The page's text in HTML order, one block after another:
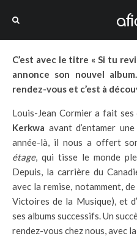
C’est avec le titre « Si tu
annonce son nouvel
rendez-vous et c’est à
Louis-Jean Cormier a fait
Kerkwa avant d’entamer
année-là, il nous a offert
étage, qui tisse le monde
Depuis, la carrière du
avec la remise, notamment,
Victoires de la Musique), et
ses albums successifs. Un
rendez-vous chez nous, avec